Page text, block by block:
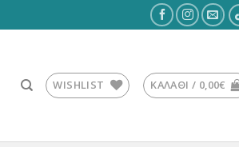
WISHLIST ΚΑΛΆΘΙ / 0,00€